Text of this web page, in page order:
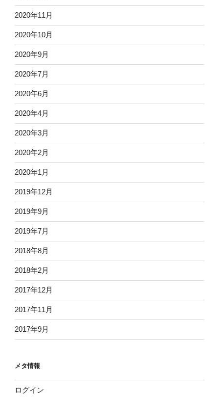
2020年11月
2020年10月
2020年9月
2020年7月
2020年6月
2020年4月
2020年3月
2020年2月
2020年1月
2019年12月
2019年9月
2019年7月
2018年8月
2018年2月
2017年12月
2017年11月
2017年9月
メタ情報
ログイン